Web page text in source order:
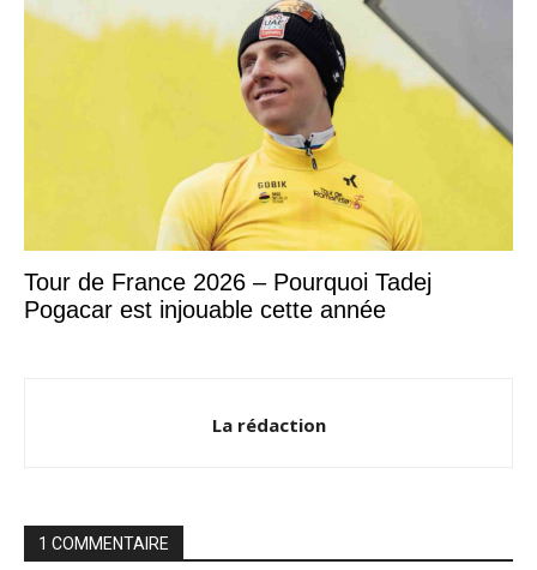
Tour de France 2026 – Pourquoi Tadej
Pogacar est injouable cette année
La rédaction
1 COMMENTAIRE